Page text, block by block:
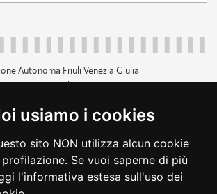
usiamo i cookies
sito NON utilizza alcun cookie
Se vuoi saperne di più
l'informativa estesa sull'uso dei
Autonoma Friuli Venezia Giulia
p.iva 00526040324
+39 040 3771111
amministrazione trasparente
|note legali accessibilità
dichiarazione di
| feedback cambio preferenze cookie